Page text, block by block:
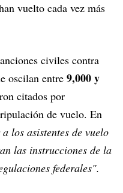
vuelto cada vez más
civiles contra
oscilan entre 9,000 y
citados por
de vuelo. En
los asistentes de vuelo
las instrucciones de la
federales".